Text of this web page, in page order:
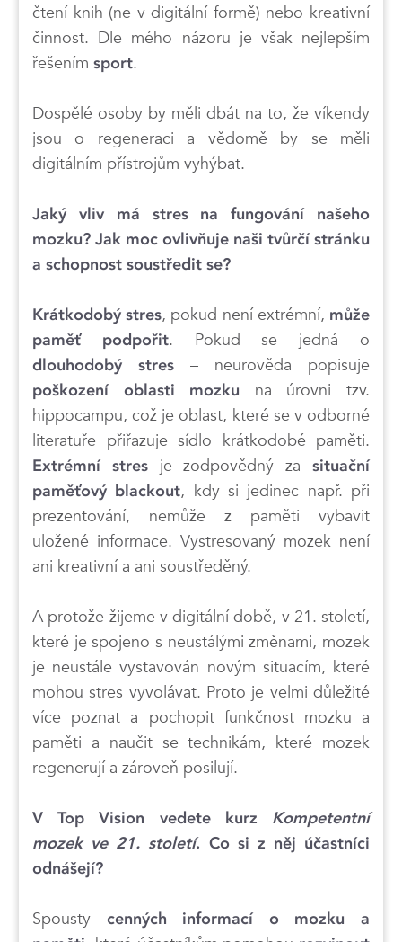
čtení knih (ne v digitální formě) nebo kreativní
činnost. Dle mého názoru je však nejlepším
řešením sport.
Dospělé osoby by měli dbát na to, že víkendy
jsou o regeneraci a vědomě by se měli
digitálním přístrojům vyhýbat.
Jaký vliv má stres na fungování našeho
mozku? Jak moc ovlivňuje naši tvůrčí stránku
a schopnost soustředit se?
Krátkodobý stres, pokud není extrémní, může
paměť podpořit. Pokud se jedná o
dlouhodobý stres – neurověda popisuje
poškození oblasti mozku na úrovni tzv.
hippocampu, což je oblast, které se v odborné
literatuře přiřazuje sídlo krátkodobé paměti.
Extrémní stres je zodpovědný za situační
paměťový blackout, kdy si jedinec např. při
prezentování, nemůže z paměti vybavit
uložené informace. Vystresovaný mozek není
ani kreativní a ani soustředěný.
A protože žijeme v digitální době, v 21. století,
které je spojeno s neustálými změnami, mozek
je neustále vystavován novým situacím, které
mohou stres vyvolávat. Proto je velmi důležité
více poznat a pochopit funkčnost mozku a
paměti a naučit se technikám, které mozek
regenerují a zároveň posilují.
V Top Vision vedete kurz Kompetentní
mozek ve 21. století. Co si z něj účastníci
odnášejí?
Spousty cenných informací o mozku a